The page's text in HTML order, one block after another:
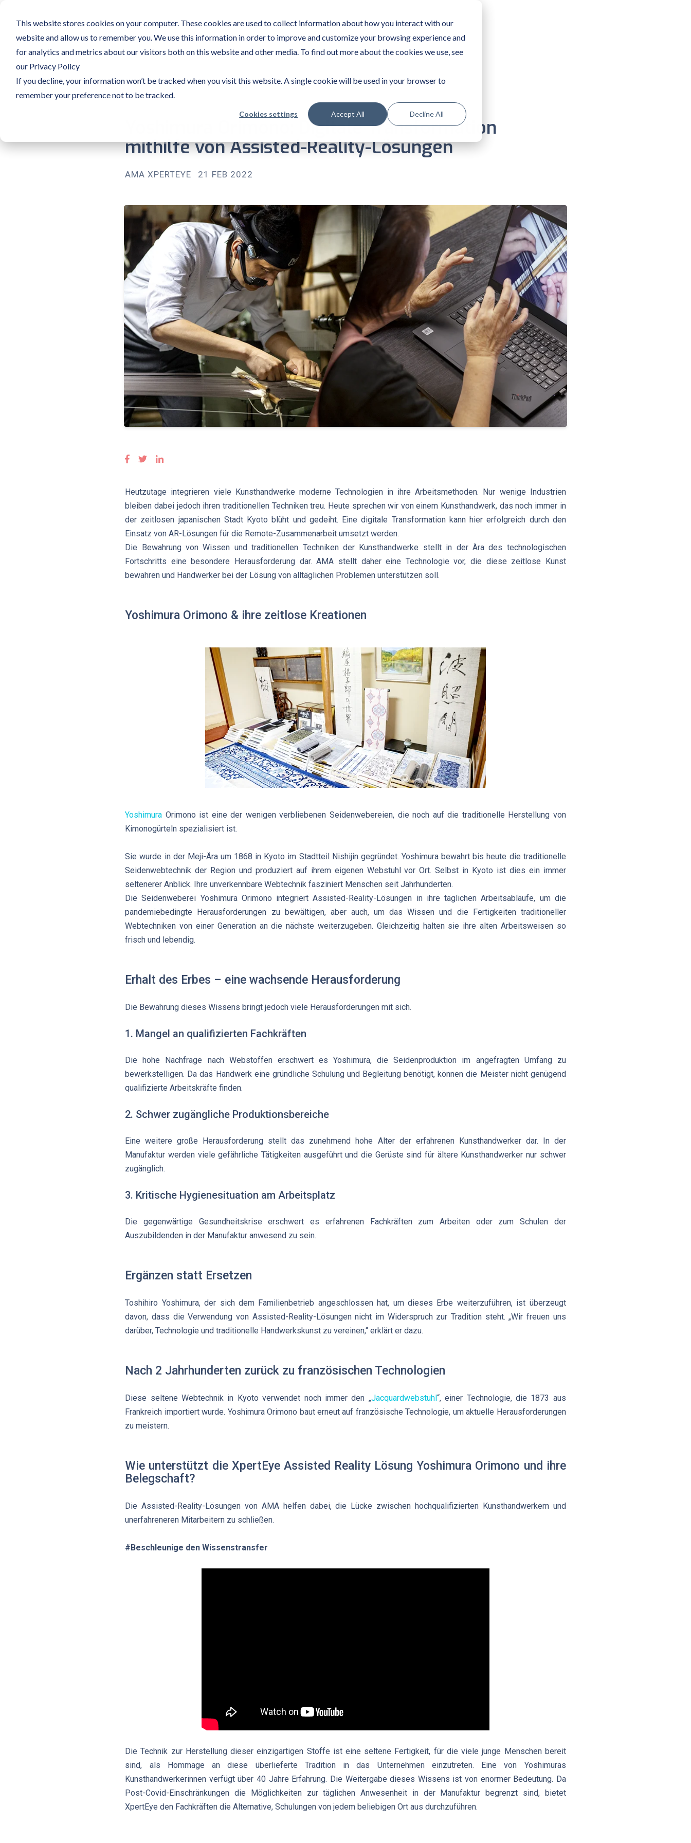
This website stores cookies on your computer. These cookies are used to collect information about how you interact with our
website and allow us to remember you. We use this information in order to improve and customize your browsing experience and
for analytics and metrics about our visitors both on this website and other media. To find out more about the cookies we use, see
our Privacy Policy
If you decline, your information won’t be tracked when you visit this website. A single cookie will be used in your browser to
remember your preference not to be tracked.
Cookies settings Accept All Decline All
Yoshimura Orimono: Digitale Transformation
mithilfe von Assisted-Reality-Lösungen
AMA XPERTEYE 21 FEB 2022
Heutzutage integrieren viele Kunsthandwerke moderne Technologien in ihre Arbeitsmethoden. Nur wenige Industrien
bleiben dabei jedoch ihren traditionellen Techniken treu. Heute sprechen wir von einem Kunsthandwerk, das noch immer in
der zeitlosen japanischen Stadt Kyoto blüht und gedeiht. Eine digitale Transformation kann hier erfolgreich durch den
Einsatz von AR-Lösungen für die Remote-Zusammenarbeit umsetzt werden.
Die Bewahrung von Wissen und traditionellen Techniken der Kunsthandwerke stellt in der Ära des technologischen
Fortschritts eine besondere Herausforderung dar. AMA stellt daher eine Technologie vor, die diese zeitlose Kunst
bewahren und Handwerker bei der Lösung von alltäglichen Problemen unterstützen soll.
Yoshimura Orimono & ihre zeitlose Kreationen
Yoshimura Orimono ist eine der wenigen verbliebenen Seidenwebereien, die noch auf die traditionelle Herstellung von
Kimonogürteln spezialisiert ist.
Sie wurde in der Meji-Ära um 1868 in Kyoto im Stadtteil Nishijin gegründet. Yoshimura bewahrt bis heute die traditionelle
Seidenwebtechnik der Region und produziert auf ihrem eigenen Webstuhl vor Ort. Selbst in Kyoto ist dies ein immer
seltenerer Anblick. Ihre unverkennbare Webtechnik fasziniert Menschen seit Jahrhunderten.
Die Seidenweberei Yoshimura Orimono integriert Assisted-Reality-Lösungen in ihre täglichen Arbeitsabläufe, um die
pandemiebedingte Herausforderungen zu bewältigen, aber auch, um das Wissen und die Fertigkeiten traditioneller
Webtechniken von einer Generation an die nächste weiterzugeben. Gleichzeitig halten sie ihre alten Arbeitsweisen so
frisch und lebendig.
Erhalt des Erbes – eine wachsende Herausforderung
Die Bewahrung dieses Wissens bringt jedoch viele Herausforderungen mit sich.
1. Mangel an qualifizierten Fachkräften
Die hohe Nachfrage nach Webstoffen erschwert es Yoshimura, die Seidenproduktion im angefragten Umfang zu
bewerkstelligen. Da das Handwerk eine gründliche Schulung und Begleitung benötigt, können die Meister nicht genügend
qualifizierte Arbeitskräfte finden.
2. Schwer zugängliche Produktionsbereiche
Eine weitere große Herausforderung stellt das zunehmend hohe Alter der erfahrenen Kunsthandwerker dar. In der
Manufaktur werden viele gefährliche Tätigkeiten ausgeführt und die Gerüste sind für ältere Kunsthandwerker nur schwer
zugänglich.
3. Kritische Hygienesituation am Arbeitsplatz
Die gegenwärtige Gesundheitskrise erschwert es erfahrenen Fachkräften zum Arbeiten oder zum Schulen der
Auszubildenden in der Manufaktur anwesend zu sein.
Ergänzen statt Ersetzen
Toshihiro Yoshimura, der sich dem Familienbetrieb angeschlossen hat, um dieses Erbe weiterzuführen, ist überzeugt
davon, dass die Verwendung von Assisted-Reality-Lösungen nicht im Widerspruch zur Tradition steht. „Wir freuen uns
darüber, Technologie und traditionelle Handwerkskunst zu vereinen,“ erklärt er dazu.
Nach 2 Jahrhunderten zurück zu französischen Technologien
Diese seltene Webtechnik in Kyoto verwendet noch immer den „Jacquardwebstuhl“, einer Technologie, die 1873 aus
Frankreich importiert wurde. Yoshimura Orimono baut erneut auf französische Technologie, um aktuelle Herausforderungen
zu meistern.
Wie unterstützt die XpertEye Assisted Reality Lösung Yoshimura Orimono und ihre
Belegschaft?
Die Assisted-Reality-Lösungen von AMA helfen dabei, die Lücke zwischen hochqualifizierten Kunsthandwerkern und
unerfahreneren Mitarbeitern zu schließen.
#Beschleunige den Wissenstransfer
Die Technik zur Herstellung dieser einzigartigen Stoffe ist eine seltene Fertigkeit, für die viele junge Menschen bereit
sind, als Hommage an diese überlieferte Tradition in das Unternehmen einzutreten. Eine von Yoshimuras
Kunsthandwerkerinnen verfügt über 40 Jahre Erfahrung. Die Weitergabe dieses Wissens ist von enormer Bedeutung. Da
Post-Covid-Einschränkungen die Möglichkeiten zur täglichen Anwesenheit in der Manufaktur begrenzt sind, bietet
XpertEye den Fachkräften die Alternative, Schulungen von jedem beliebigen Ort aus durchzuführen.